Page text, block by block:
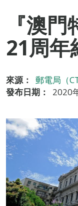
『澳
21周年
來源：
郵電局（
發布日期：
2020